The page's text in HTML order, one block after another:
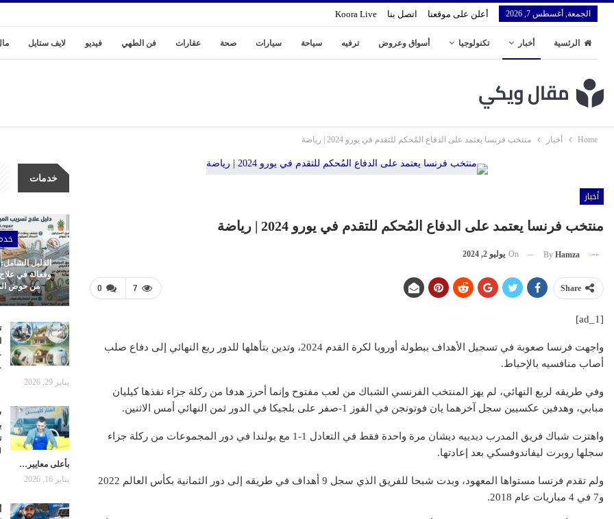
الجمعة, أغسطس 7, 2026 أعلن على موقعنا اتصل بنا Koora Live
الرئسية أخبار تكنولوجيا أسواق وعروض ترفيه سياحة سيارات صحة عقارات فن الطهي فيديو لايف ستايل
Home أخبار منتخب فرنسا يعتمد على الدفاع المُحكم للتقدم في يورو 2024 | رياضة
أخبار
منتخب فرنسا يعتمد على الدفاع المُحكم للتقدم في يورو 2024 | رياضة
By Hamza
On يوليو 2, 2024
0 7 Share
[ad_1]
واجهت فرنسا صعوبة في تسجيل الأهداف ببطولة أوروبا لكرة القدم 2024، وتدين بتأهلها للدور ربع النهائي إلى دفاع صلب
أصاب منافسيه بالإحباط.
وفي طريقه لربع النهائي، لم يهز المنتخب الفرنسي الشباك من لعب مفتوح وإنما أحرز هدفا من ركلة جزاء نفذها كيليان
مبابي، وهدفين عكسيين سجل آخرهما يان فوتونجن في الفوز 1-صفر على بلجيكا في الدور ثمن النهائي أمس الاثنين.
واهتزت شباك فريق المدرب ديدييه ديشان مرة واحدة فقط في التعادل 1-1 مع بولندا في دور المجموعات من ركلة جزاء
سجلها روبرت ليفاندوفسكي بعد إعادتها.
ولم تقدم فرنسا مستواها المعهود، وبدت شبحا للفريق الذي سجل 9 أهداف في طريقه إلى دور الثمانية بكأس العالم 2022
و7 في 4 مباريات عام 2018.
خدمات
الدليل
وفعالة في
من حوض
يناير 29, 2026
بأعلى معايير…
يناير 16, 2026